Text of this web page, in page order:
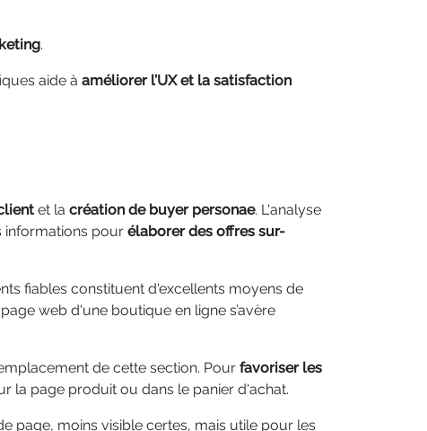
.
aide à améliorer l’UX et la satisfaction
et la création de buyer personae. L'analyse
informations pour élaborer des offres sur-
fiables constituent d'excellents moyens de
web d'une boutique en ligne s’avère
de cette section. Pour favoriser les
la page produit ou dans le panier d'achat.
page, moins visible certes, mais utile pour les